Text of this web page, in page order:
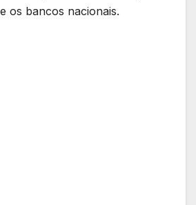
os bancos nacionais.